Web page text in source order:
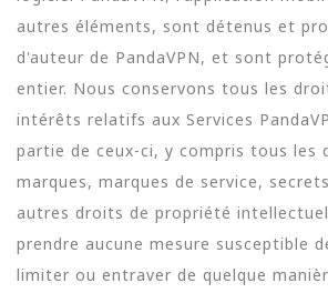
autres éléments, sont détenus et
d'auteur de PandaVPN, et sont
entier. Nous conservons tous les
intérêts relatifs aux Services
partie de ceux-ci, y compris tous les
marques, marques de service,
autres droits de propriété
prendre aucune mesure susceptible
limiter ou entraver de quelque